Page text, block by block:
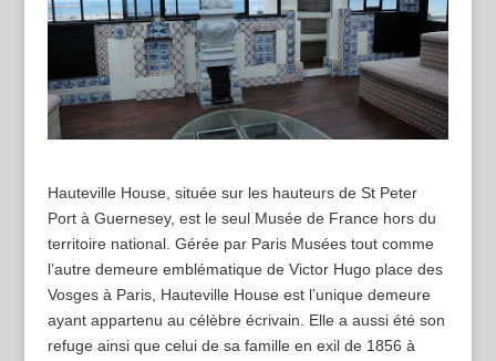
Hauteville House, située sur les hauteurs de St Peter
Port à Guernesey, est le seul Musée de France hors du
territoire national. Gérée par Paris Musées tout comme
l’autre demeure emblématique de Victor Hugo place des
Vosges à Paris, Hauteville House est l’unique demeure
ayant appartenu au célèbre écrivain. Elle a aussi été son
refuge ainsi que celui de sa famille en exil de 1856 à